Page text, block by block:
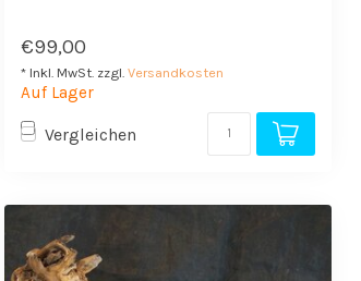
€99,00
* Inkl. MwSt. zzgl. Versandkosten
Auf Lager
Vergleichen